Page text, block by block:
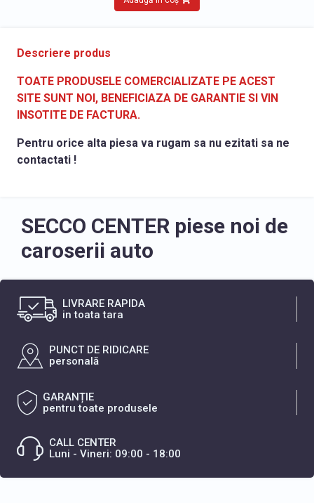
Descriere produs
TOATE PRODUSELE COMERCIALIZATE PE ACEST
SITE SUNT NOI, BENEFICIAZA DE GARANTIE SI VIN
INSOTITE DE FACTURA.
Pentru orice alta piesa va rugam sa nu ezitati sa ne
contactati !
SECCO CENTER piese noi de
caroserii auto
LIVRARE RAPIDA
in toata tara
PUNCT DE RIDICARE
personală
GARANȚIE
pentru toate produsele
CALL CENTER
Luni - Vineri: 09:00 - 18:00